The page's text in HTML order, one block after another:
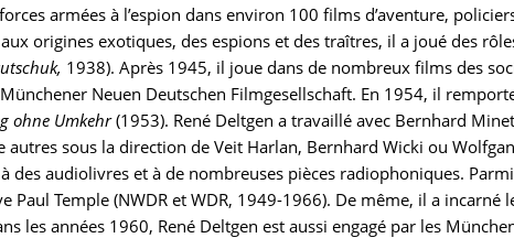
armées à l’espion dans environ 100 films d’aventure,
origines exotiques, des espions et des traîtres, il a joué des
1938). Après 1945, il joue dans de nombreux films des
Neuen Deutschen Filmgesellschaft. En 1954, il
ohne Umkehr(1953). René Deltgen a travaillé avec Bernhard
sous la direction de Veit Harlan, Bernhard Wicki ou
des audiolivres et à de nombreuses pièces radiophoniques.
Paul Temple (NWDR et WDR, 1949-1966). De même, il a incarné
les années 1960, René Deltgen est aussi engagé par les